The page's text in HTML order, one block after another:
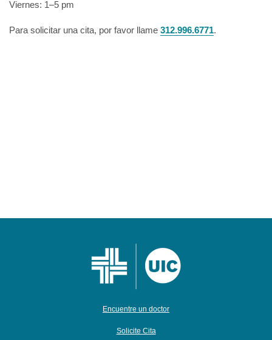
Viernes: 1–5 pm
Para solicitar una cita, por favor llame 312.996.6771.
Encuentre un doctor
Solicite Cita